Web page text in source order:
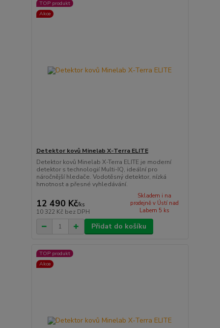
TOP produkt
Akce
Detektor kovů Minelab X-Terra ELITE
Detektor kovů Minelab X-Terra ELITE je moderní
detektor s technologií Multi-IQ, ideální pro
náročnější hledače. Vodotěsný detektor, nízká
hmotnost a přesné vyhledávání.
12 490 Kč/ks
10 322 Kč bez DPH
Skladem i na
prodejně v Ústí nad
Labem 5 ks
Přidat do košíku
TOP produkt
Akce